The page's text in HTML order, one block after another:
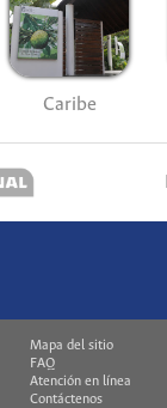
Caribe
Mapa del sitio
FAQ
Atención en línea
Contáctenos